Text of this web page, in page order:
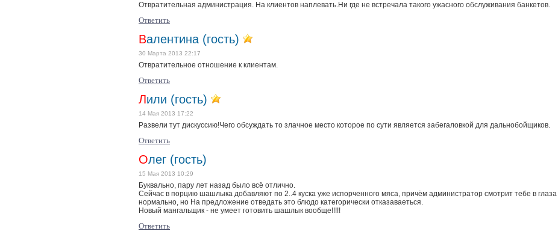
Отвратительная администрация. На клиентов наплевать.Ни где не встречала такого ужасного обслуживания банкетов.
Ответить
Валентина (гость)
30 Марта 2013 22:17
Отвратительное отношение к клиентам.
Ответить
Лили (гость)
14 Мая 2013 17:22
Развели тут дискуссию!Чего обсуждать то злачное место которое по сути является забегаловкой для дальнобойщиков.
Ответить
Олег (гость)
15 Мая 2013 10:29
Буквально, пару лет назад было всё отлично.
Сейчас в порцию шашлыка добавляют по 2..4 куска уже испорченного мяса, причём администратор смотрит тебе в глаза
нормально, но На предложение отведать это блюдо категорически отказаваеться.
Новый мангальщик - не умеет готовить шашлык вообще!!!!!
Ответить